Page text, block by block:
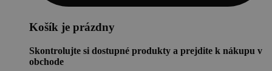
Košík je prázdny
Skontrolujte si dostupné produkty a prejdite k nákupu v
obchode